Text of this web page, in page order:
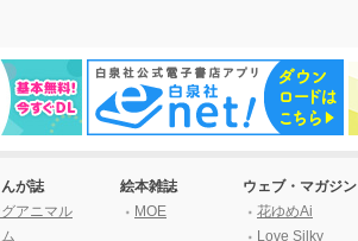
が誌
アニマル
絵本雑誌
MOE
ウェブ・マガジン
花ゆめAi
Love Silky